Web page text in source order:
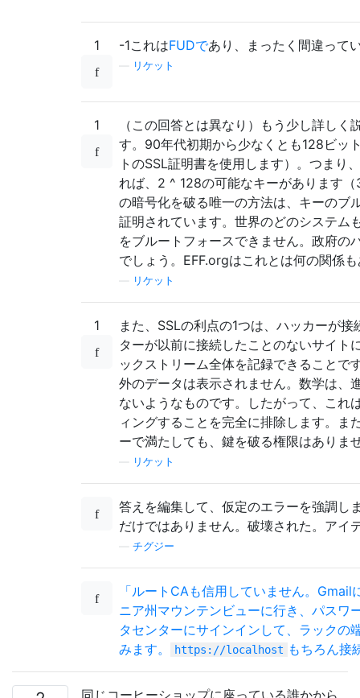
1 -1これはFUDであり、まったく間違って
リケット
1
（この回答とは異なり）もう少し詳し
す。90年代初期から少なくとも128ビッ
トのSSL証明書を使用します）。つまり
れば、2 ^ 128の可能なキーがあります
の暗号化を破る唯一の方法は、キーのブ
証明されています。世界のどのシステム
をブルートフォースできません。政府の
でしょう。EFF.orgはこれとは何の関係
リケット
1
また、SSLの利点の1つは、ハッカーが
ターが以前に接続したことのないサイト
ックストリーム全体を記録できることで
外のデータは表示されません。数学は、
ないようなものです。したがって、これ
ィングすることを完全に排除します。ま
ーで満たしても、鍵を破る権限はありま
リケット
答えを編集して、仮定のエラーを強調し
だけではありません。破壊された。アイ
チグジー
「ルートCAも信用していません。
ニア州マウンテンビューに行き、パスワ
タセンターにサインインして、ラックの
みます。
https://localhost もちろん接
同じコーヒーショップに座っている誰かから